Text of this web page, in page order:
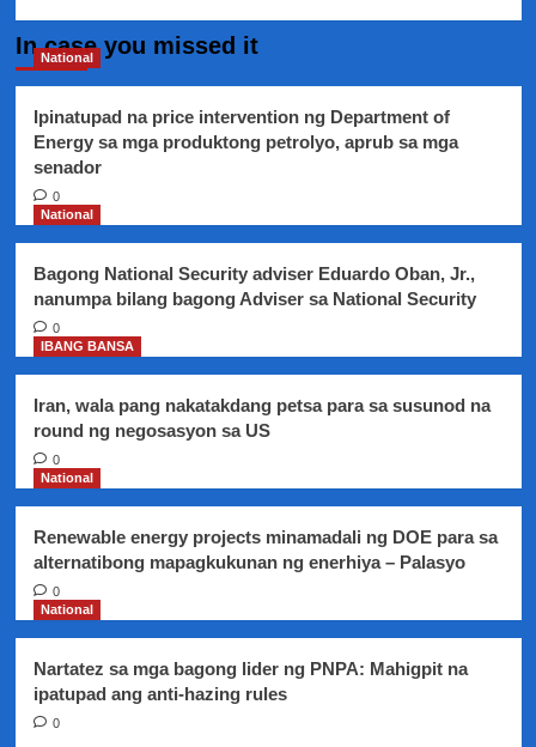
DOST,
ang
mga
Pandemic
In case you missed it
National
Ipinatupad na price intervention ng Department of
Energy sa mga produktong petrolyo, aprub sa mga
senador
0
National
Bagong National Security adviser Eduardo Oban, Jr.,
nanumpa bilang bagong Adviser sa National Security
0
IBANG BANSA
Iran, wala pang nakatakdang petsa para sa susunod na
round ng negosasyon sa US
0
National
Renewable energy projects minamadali ng DOE para sa
alternatibong mapagkukunan ng enerhiya – Palasyo
0
National
Nartatez sa mga bagong lider ng PNPA: Mahigpit na
ipatupad ang anti-hazing rules
0